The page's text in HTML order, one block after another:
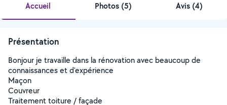
Accueil Photos (5) Avis (4)
Présentation
Bonjour je travaille dans la rénovation avec beaucoup de
connaissances et d'expérience
Maçon
Couvreur
Traitement toiture / façade